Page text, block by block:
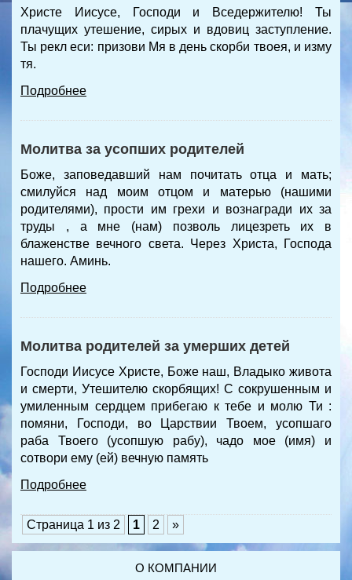
Христе Иисусе, Господи и Вседержителю! Ты
плачущих утешение, сирых и вдовиц заступление.
Ты рекл еси: призови Мя в день скорби твоея, и изму
тя.
Подробнее
Молитва за усопших родителей
Боже, заповедавший нам почитать отца и мать;
смилуйся над моим отцом и матерью (нашими
родителями), прости им грехи и вознагради их за
труды , а мне (нам) позволь лицезреть их в
блаженстве вечного света. Через Христа, Господа
нашего. Аминь.
Подробнее
Молитва родителей за умерших детей
Господи Иисусе Христе, Боже наш, Владыко живота
и смерти, Утешителю скорбящих! С сокрушенным и
умиленным сердцем прибегаю к тебе и молю Ти :
помяни, Господи, во Царствии Твоем, усопшаго
раба Твоего (усопшую рабу), чадо мое (имя) и
сотвори ему (ей) вечную память
Подробнее
Страница 1 из 2 1 2 »
О КОМПАНИИ